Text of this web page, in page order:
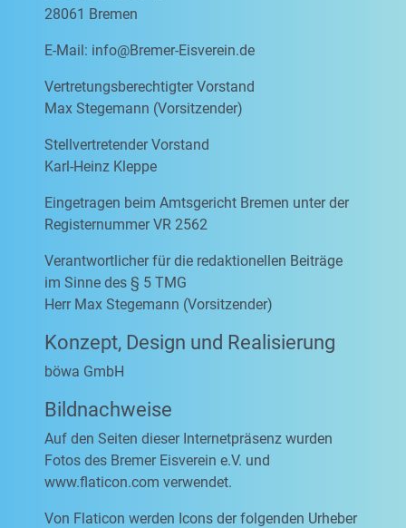
28061 Bremen
E-Mail: info@Bremer-Eisverein.de
Vertretungsberechtigter Vorstand
Max Stegemann (Vorsitzender)
Stellvertretender Vorstand
Karl-Heinz Kleppe
Eingetragen beim Amtsgericht Bremen unter der
Registernummer VR 2562
Verantwortlicher für die redaktionellen Beiträge
im Sinne des § 5 TMG
Herr Max Stegemann (Vorsitzender)
Konzept, Design und Realisierung
böwa GmbH
Bildnachweise
Auf den Seiten dieser Internetpräsenz wurden
Fotos des Bremer Eisverein e.V. und
www.flaticon.com verwendet.
Von Flaticon werden Icons der folgenden Urheber